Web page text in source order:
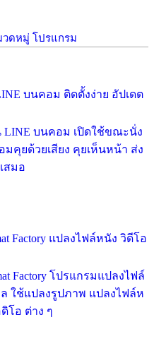
ดหมู่ โปรแกรม
บนคอม ติดตั้งง่าย อัปเดต
LINE บนคอม เปิดใช้ขณะนั่ง
คุยด้วยเสียง คุยเห็นหน้า ส่ง
สมอ
Factory แปลงไฟล์หนัง วิดีโอ
Factory โปรแกรมแปลงไฟล์
ใช้แปลงรูปภาพ แปลงไฟล์ห
โอ ต่าง ๆ